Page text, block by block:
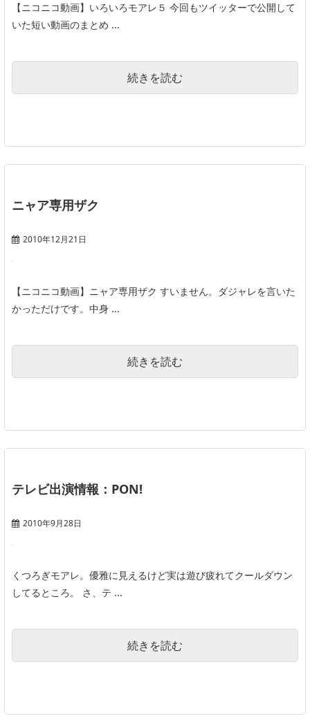
【ニコニコ動画】いろいろモアレ５ 今回もツイッターで公開して
いた短い動画のまとめ ...
続きを読む
ニャア専用ザク
2010年12月21日
【ニコニコ動画】ニャア専用ザク すいません。ダジャレを言いた
かっただけです。中身 ...
続きを読む
テレビ出演情報：PON!
2010年9月28日
くつろぎモアレ。優雅に見えるけど実は遊び疲れてクールダウン
してるところ。 さ、テ ...
続きを読む